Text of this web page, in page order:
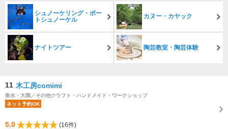
シュノーケリング・ボー
トシュノーケル
カヌー・カヤック
ナイトツアー 陶芸教室・陶芸体験
11 木工房comimi
垂水・大隅／その他クラフト・ハンドメイド・ワークショップ
ネット予約OK
5.0
(16件)